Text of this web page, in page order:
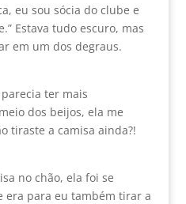
eu sou sócia do clube e
Estava tudo escuro, mas
em um dos degraus.
ter mais
dos beijos, ela me
tiraste a camisa ainda?!
no chão, ela foi se
era para eu também tirar a